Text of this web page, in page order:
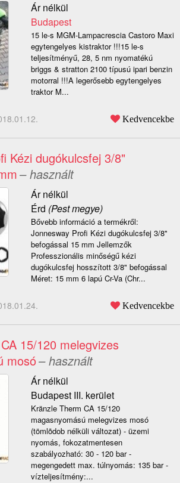
Ár nélkül
Budapest
15 le-s MGM-Lampacrescia Castoro Maxi
egytengelyes kistraktor !!!15 le-s
teljesítményű, 28, 5 nm nyomatékú
briggs & stratton 2100 típusú ipari benzin
motorral !!!A legerősebb egytengelyes
traktor M...
Kedvencekbe
Kézi dugókulcsfej 3/8"
– használt
Ár nélkül
Érd (Pest megye)
Bővebb információ a termékről:
Jonnesway Profi Kézi dugókulcsfej 3/8"
befogással 15 mm Jellemzők
Professzionális minőségű kézi
dugókulcsfej hosszított 3/8" befogással
Méret: 15 mm 6 lapú Cr-Va (Chr...
Kedvencekbe
15/120 melegvizes
mosó– használt
Ár nélkül
Budapest III. kerület
Kränzle Therm CA 15/120
magasnyomású melegvizes mosó
(tömlõdob nélküli változat) - üzemi
nyomás, fokozatmentesen
szabályozható: 30 - 120 bar -
megengedett max. túlnyomás: 135 bar -
vízteljesítmény:...